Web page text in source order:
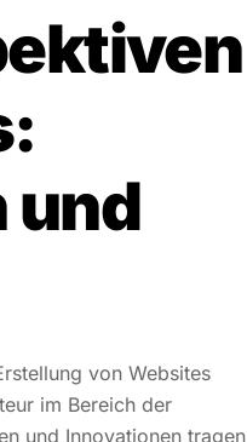
und
von Websites
im Bereich der
und Innovationen tragen